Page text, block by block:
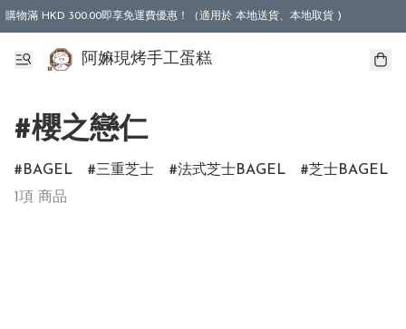
購物滿 HKD 300.00即享免運費優惠！（適用於 本地送貨、本地取貨 )
阿嫲現烤手工蛋糕
#櫻之戀仁
BAGEL 三重芝士 法式芝士BAGEL
芝士BAGEL
1項 商品